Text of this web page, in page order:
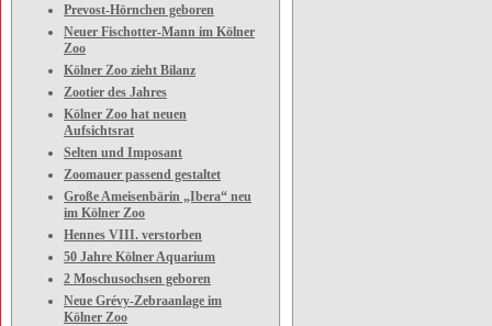
Prevost-Hörnchen geboren
Neuer Fischotter-Mann im Kölner
Zoo
Kölner Zoo zieht Bilanz
Zootier des Jahres
Kölner Zoo hat neuen
Aufsichtsrat
Selten und Imposant
Zoomauer passend gestaltet
Große Ameisenbärin „Ibera“ neu
im Kölner Zoo
Hennes VIII. verstorben
50 Jahre Kölner Aquarium
2 Moschusochsen geboren
Neue Grévy-Zebraanlage im
Kölner Zoo